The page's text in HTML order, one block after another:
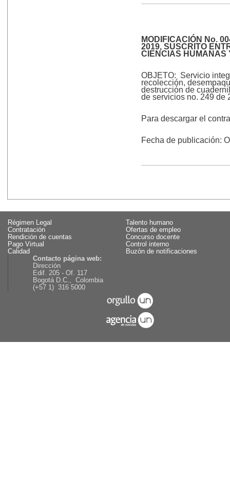
MODIFICACIÓN No.
2019, SUSCRITO
CIENCIAS HUMANAS
OBJETO: Servicio
recolección,
destrucción de
de servicios no. 249 de
Para descargar el
Fecha de publicación:
Régimen Legal
Talento humano
Contratación
Ofertas de empleo
Rendición de cuentas
Concurso docente
Pago Virtual
Control interno
Calidad
Buzón de notificaciones
Contacto página web:
Dirección
Edif. 205 - Of. 117
Bogotá D.C., Colombia
(+57 1) 316 5000